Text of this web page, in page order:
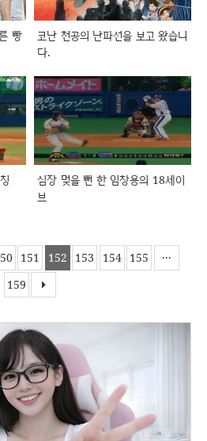
빵
코난 천공의 난파선을 보고 왔습니
다.
심장 멎을 뻔 한 임창용의 18세이
브
151 152 153 154 155
···
159